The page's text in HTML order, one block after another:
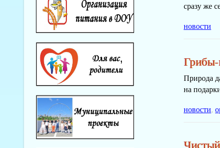
сразу же
новости
Грибы-
Природа
на
новости,